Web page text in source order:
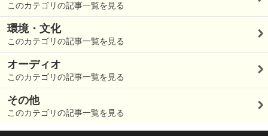
このカテゴリの記事一覧を見る
環境・文化
このカテゴリの記事一覧を見る
オーディオ
このカテゴリの記事一覧を見る
その他
このカテゴリの記事一覧を見る